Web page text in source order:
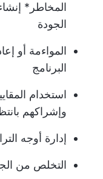
المخاطر *
الجودة
المواءمة أو
البرنامج
استخدام
وإشراكهم
إدارة أوجه
التخلص من